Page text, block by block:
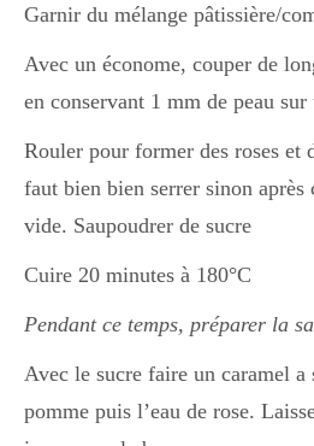
Garnir du mélange pâtissière/
Avec un économe, couper de
en conservant 1 mm de peau sur
Rouler pour former des roses et
faut bien bien serrer sinon après
vide. Saupoudrer de sucre
Cuire 20 minutes à 180°C
Pendant ce temps, préparer la
Avec le sucre faire un caramel a
pomme puis l’eau de rose.